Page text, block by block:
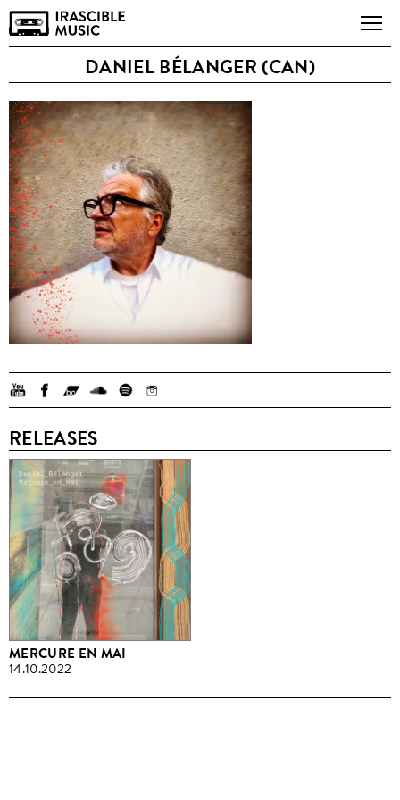
DANIEL BÉLANGER (CAN)
RELEASES
MERCURE EN MAI
14.10.2022